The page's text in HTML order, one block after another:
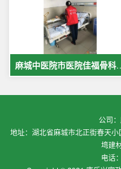
麻城中医院市医
公司
地址：湖北省麻城市北正街春天
塆建
电话